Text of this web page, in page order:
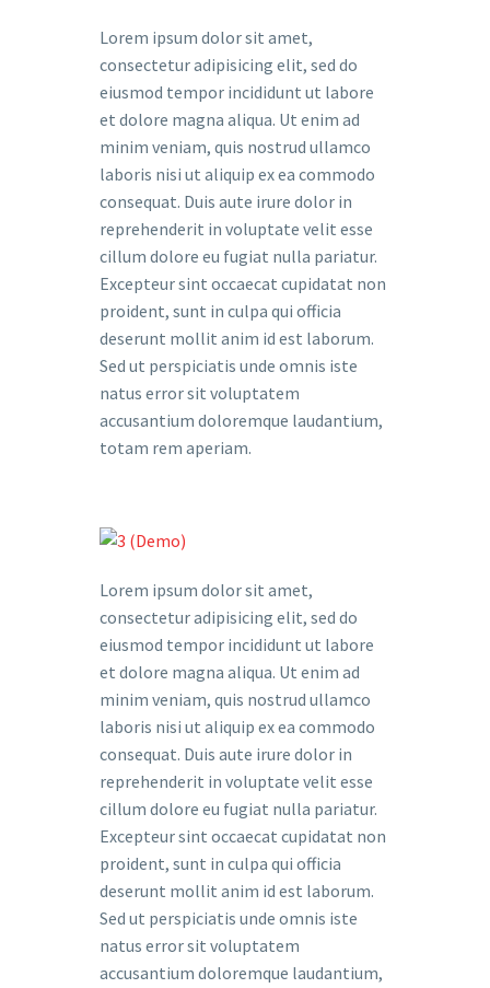
Lorem ipsum dolor sit amet,
consectetur adipisicing elit, sed do
eiusmod tempor incididunt ut labore
et dolore magna aliqua. Ut enim ad
minim veniam, quis nostrud ullamco
laboris nisi ut aliquip ex ea commodo
consequat. Duis aute irure dolor in
reprehenderit in voluptate velit esse
cillum dolore eu fugiat nulla pariatur.
Excepteur sint occaecat cupidatat non
proident, sunt in culpa qui officia
deserunt mollit anim id est laborum.
Sed ut perspiciatis unde omnis iste
natus error sit voluptatem
accusantium doloremque laudantium,
totam rem aperiam.
Lorem ipsum dolor sit amet,
consectetur adipisicing elit, sed do
eiusmod tempor incididunt ut labore
et dolore magna aliqua. Ut enim ad
minim veniam, quis nostrud ullamco
laboris nisi ut aliquip ex ea commodo
consequat. Duis aute irure dolor in
reprehenderit in voluptate velit esse
cillum dolore eu fugiat nulla pariatur.
Excepteur sint occaecat cupidatat non
proident, sunt in culpa qui officia
deserunt mollit anim id est laborum.
Sed ut perspiciatis unde omnis iste
natus error sit voluptatem
accusantium doloremque laudantium,